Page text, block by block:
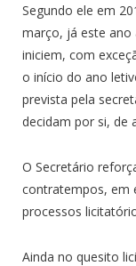
Segundo ele em
março, já este ano
iniciem, com
o início do ano
prevista pela
decidam por si, de
O Secretário
contratempos, em
processos
Ainda no quesito